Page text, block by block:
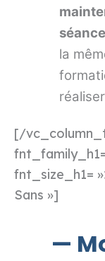
la
[/
fnt_size_h1=
Sans »]
—